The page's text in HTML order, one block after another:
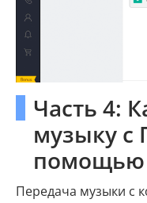
Часть 4:
музыку с
помощью
Передача музыки с